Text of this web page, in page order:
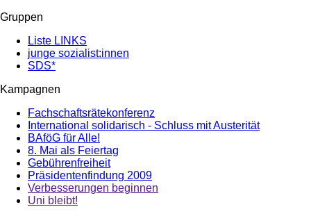
Gruppen
Liste LINKS
junge sozialist:innen
SDS*
Kampagnen
Fachschaftsrätekonferenz
International solidarisch - Schluss mit Austerität
BAföG für Alle!
8. Mai als Feiertag
Gebührenfreiheit
Präsidentenfindung 2009
Verbesserungen beginnen
Uni bleibt!